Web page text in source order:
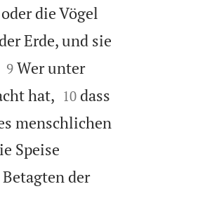
die Vögel
Erde, und sie

9 Wer unter
hat,
10 dass
menschlichen
Speise
der